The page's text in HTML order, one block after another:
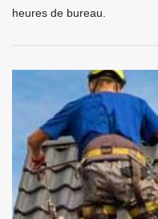
heures de bureau.